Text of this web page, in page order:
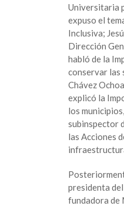
Universitaria
expuso el
Inclusiva;
Dirección
habló de la
conservar las
Chávez
explicó la
los
subinspector
las Acciones
presidenta
fundadora de